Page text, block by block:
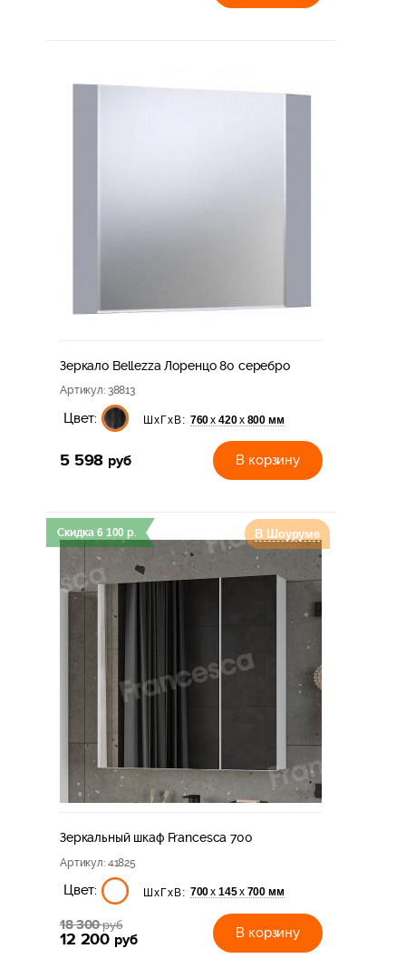
Зеркало Bellezza Лоренцо 80 серебро
Артикул: 38813
Цвет: ШхГхВ: 760х 420х 800 мм
5 598 руб В корзину
Скидка 6 100 р. В Шоуруме
Зеркальный шкаф Francesca 700
Артикул: 41825
Цвет: ШхГхВ: 700х 145х 700 мм
18 300руб
12 200 руб В корзину